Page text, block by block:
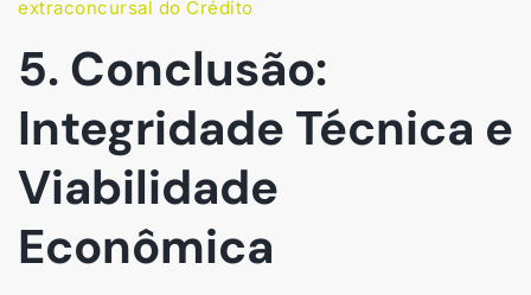
extraconcursal do Crédito
5. Conclusão:
Integridade Técnica e
Viabilidade
Econômica